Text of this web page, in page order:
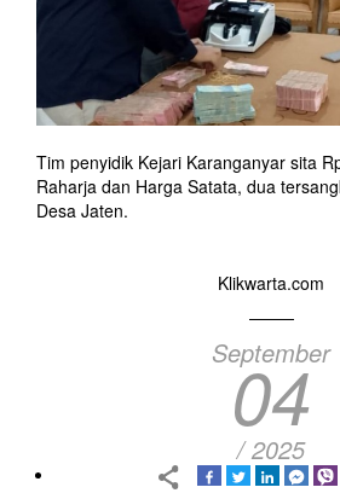
Tim penyidik Kejari Karanganyar sita
Raharja dan Harga Satata, dua
Desa Jaten.
Klikwarta.com
September
04
/ 2025